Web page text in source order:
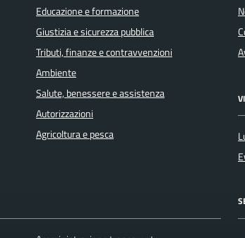
Educazione e formazione
Giustizia e sicurezza pubblica
Tributi, finanze e contravvenzioni
Ambiente
Salute, benessere e assistenza
Autorizzazioni
Agricoltura e pesca